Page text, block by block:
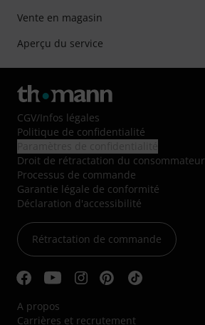
Vente en magasin
Aperçu du service
CGV/Infos légales
Politique de confidentialité
Droit de rétractation du consommateur
Processus de commande
Garantie légale de conformité
Déclaration d'accessibilité
Rétractation de commande
A propos
Carrières et recrutement